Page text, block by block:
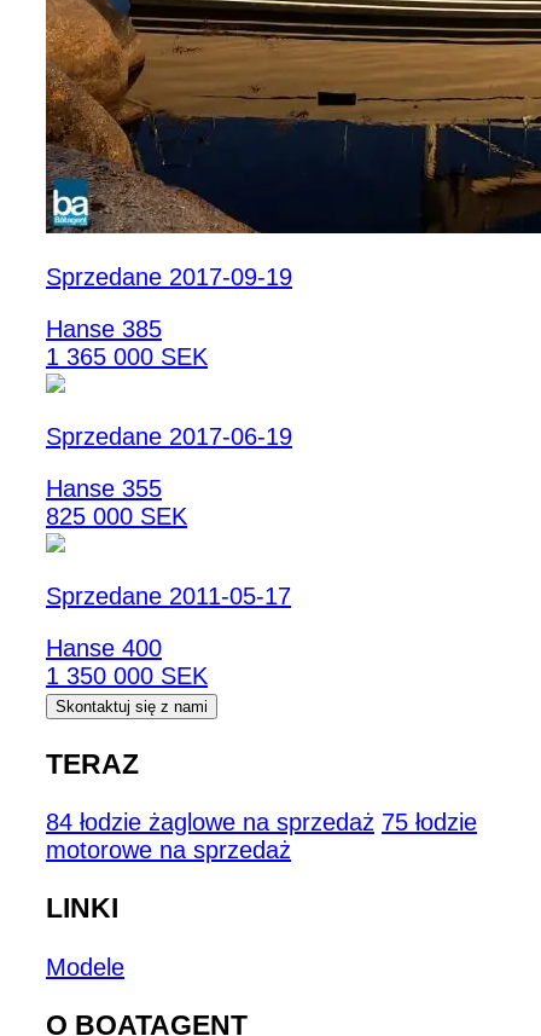
Sprzedane 2017-09-19
Hanse 385
1 365 000 SEK
Sprzedane 2017-06-19
Hanse 355
825 000 SEK
Sprzedane 2011-05-17
Hanse 400
1 350 000 SEK
Skontaktuj się z nami
TERAZ
84 łodzie żaglowe na sprzedaż 75 łodzie
motorowe na sprzedaż
LINKI
Modele
O BOATAGENT